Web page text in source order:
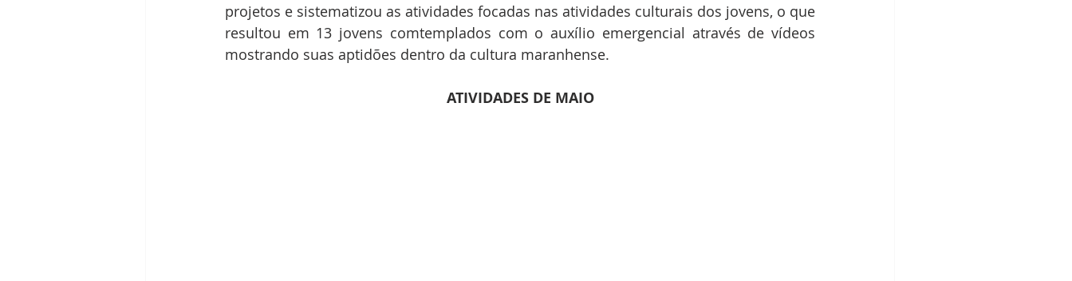
projetos e sistematizou as atividades focadas nas atividades culturais dos jovens, o que
resultou em 13 jovens comtemplados com o auxílio emergencial através de vídeos
mostrando suas aptidões dentro da cultura maranhense.
ATIVIDADES DE MAIO